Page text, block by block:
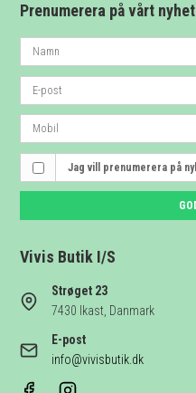
Prenumerera på vårt
Jag vill prenumerera på
Vivis Butik I/S
Strøget 23
7430 Ikast, Danmark
E-post
info@vivisbutik.dk